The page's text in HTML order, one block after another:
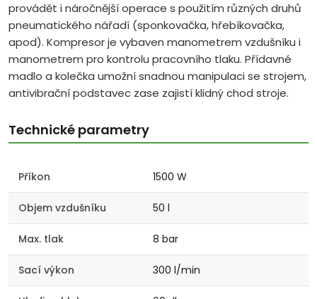
provádět i náročnější operace s použitím různých druhů
pneumatického nářadí (sponkovačka, hřebíkovačka,
apod). Kompresor je vybaven manometrem vzdušníku i
manometrem pro kontrolu pracovního tlaku. Přídavné
madlo a kolečka umožní snadnou manipulaci se strojem,
antivibrační podstavec zase zajistí klidný chod stroje.
Technické parametry
Příkon 1500 W
Objem vzdušníku 50 l
Max. tlak 8 bar
Sací výkon 300 l/min